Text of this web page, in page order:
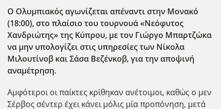
Ο Ολυμπιακός αγωνίζεται απέναντι στην Μονακό
(18:00), στο πλαίσιο του τουρνουά «Νεόφυτος
Χανδριώτης» της Κύπρου, με τον Γιώργο Μπαρτζώκα
να μην υπολογίζει στις υπηρεσίες των Νίκολα
Μιλουτίνοβ και Σάσα Βεζένκοβ, για την αποψινή
αναμέτρηση.
Αμφότεροι οι παίκτες κρίθηκαν ανέτοιμοι, καθώς ο μεν
Σέρβος σέντερ έχει κάνει μόλις μία προπόνηση, μετά